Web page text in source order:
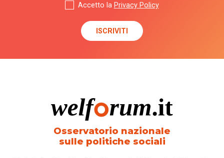
Accetto la Privacy Policy
Osservatorio nazionale
sulle politiche sociali